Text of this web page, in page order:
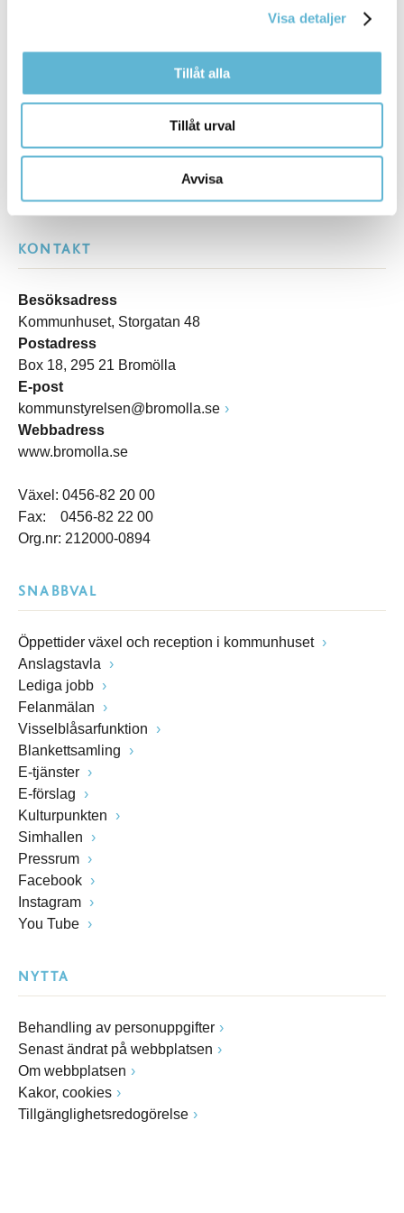
Visa detaljer
Tillåt alla
Tillåt urval
Avvisa
Skriv ut
KONTAKT
Besöksadress
Kommunhuset, Storgatan 48
Postadress
Box 18, 295 21 Bromölla
E-post
kommunstyrelsen@bromolla.se
Webbadress
www.bromolla.se
Växel: 0456-82 20 00
Fax: 0456-82 22 00
Org.nr: 212000-0894
SNABBVAL
Öppettider växel och reception i kommunhuset
Anslagstavla
Lediga jobb
Felanmälan
Visselblåsarfunktion
Blankettsamling
E-tjänster
E-förslag
Kulturpunkten
Simhallen
Pressrum
Facebook
Instagram
You Tube
NYTTA
Behandling av personuppgifter
Senast ändrat på webbplatsen
Om webbplatsen
Kakor, cookies
Tillgänglighetsredogörelse